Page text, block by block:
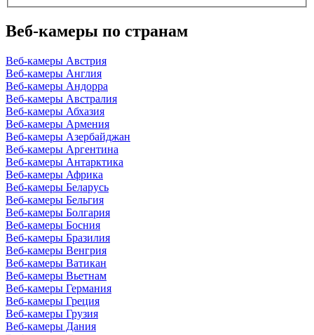
Веб-камеры по странам
Веб-камеры Австрия
Веб-камеры Англия
Веб-камеры Андорра
Веб-камеры Австралия
Веб-камеры Абхазия
Веб-камеры Армения
Веб-камеры Азербайджан
Веб-камеры Аргентина
Веб-камеры Антарктика
Веб-камеры Африка
Веб-камеры Беларусь
Веб-камеры Бельгия
Веб-камеры Болгария
Веб-камеры Босния
Веб-камеры Бразилия
Веб-камеры Венгрия
Веб-камеры Ватикан
Веб-камеры Вьетнам
Веб-камеры Германия
Веб-камеры Греция
Веб-камеры Грузия
Веб-камеры Дания